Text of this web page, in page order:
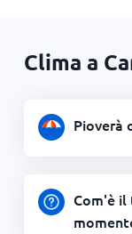
Clima a
Pioverà
Com'è il